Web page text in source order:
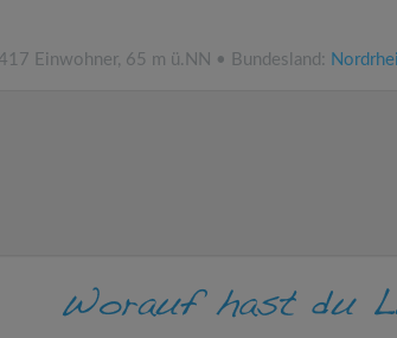
Einwohner, 65 m ü.NN • Bundesland: